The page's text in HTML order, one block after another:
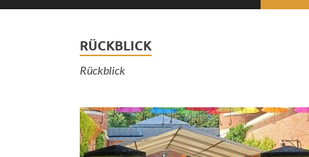
RÜCKBLICK
Rückblick